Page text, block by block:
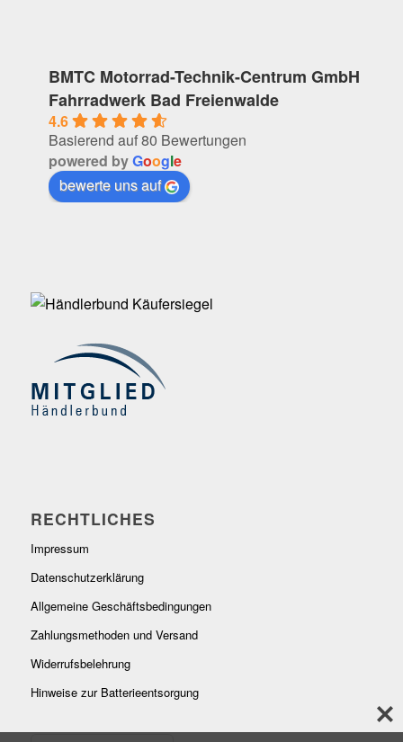
BMTC Motorrad-Technik-Centrum GmbH
Fahrradwerk Bad Freienwalde
4.6
Basierend auf 80 Bewertungen
powered byGoogle
bewerte uns auf
RECHTLICHES
Impressum
Datenschutzerklärung
Allgemeine Geschäftsbedingungen
Zahlungsmethoden und Versand
Widerrufsbelehrung
Hinweise zur Batterieentsorgung